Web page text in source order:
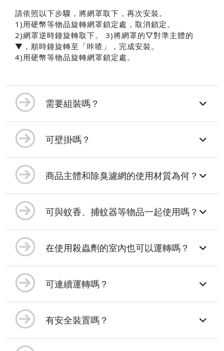
請依照以下步驟，將網罩取下，再次安裝。
1)用硬幣等物品旋轉網罩鎖定處，取消鎖定。
2)網罩逆時鐘旋轉取下。 3)將網罩的▽對準主體的
▼，順時鐘旋轉至「咔喳」，完成安裝。
4)用硬幣等物品旋轉網罩鎖定處。
需要組裝嗎？
可壁掛嗎？
商品主體和除臭濾網的使用材質為何？
可與蚊香、捕蚊器等物品一起使用嗎？
在使用殺蟲劑的室內也可以運轉嗎？
可連續運轉嗎？
有安全裝置嗎？